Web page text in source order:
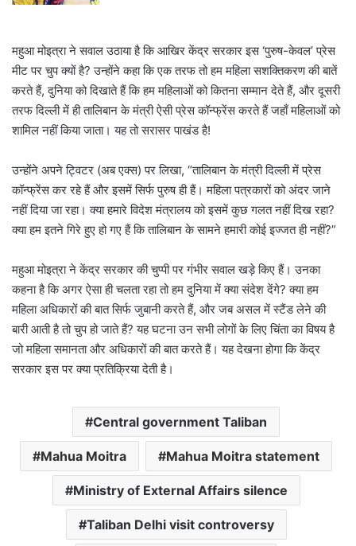
महुआ मोइत्रा ने सवाल उठाया है कि आखिर केंद्र सरकार इस ‘पुरुष-केवल’ प्रेस
मीट पर चुप क्यों है? उन्होंने कहा कि एक तरफ तो हम महिला सशक्तिकरण की बातें
करते हैं, दुनिया को दिखाते हैं कि हम महिलाओं को कितना सम्मान देते हैं, और दूसरी
तरफ दिल्ली में ही तालिबान के मंत्री ऐसी प्रेस कॉन्फ्रेंस करते हैं जहाँ महिलाओं को
शामिल नहीं किया जाता। यह तो सरासर पाखंड है!
उन्होंने अपने ट्विटर (अब एक्स) पर लिखा, “तालिबान के मंत्री दिल्ली में प्रेस
कॉन्फ्रेंस कर रहे हैं और इसमें सिर्फ पुरुष ही हैं। महिला पत्रकारों को अंदर जाने
नहीं दिया जा रहा। क्या हमारे विदेश मंत्रालय को इसमें कुछ गलत नहीं दिख रहा?
क्या हम इतने गिरे हुए हो गए हैं कि तालिबान के सामने हमारी कोई इज्जत ही नहीं?”
महुआ मोइत्रा ने केंद्र सरकार की चुप्पी पर गंभीर सवाल खड़े किए हैं। उनका
कहना है कि अगर ऐसा ही चलता रहा तो हम दुनिया में क्या संदेश देंगे? क्या हम
महिला अधिकारों की बात सिर्फ जुबानी करते हैं, और जब असल में स्टैंड लेने की
बारी आती है तो चुप हो जाते हैं? यह घटना उन सभी लोगों के लिए चिंता का विषय है
जो महिला समानता और अधिकारों की बात करते हैं। यह देखना होगा कि केंद्र
सरकार इस पर क्या प्रतिक्रिया देती है।
Central government Taliban
Mahua Moitra Mahua Moitra statement
Ministry of External Affairs silence
Taliban Delhi visit controversy